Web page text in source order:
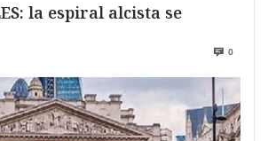
la espiral alcista se
0